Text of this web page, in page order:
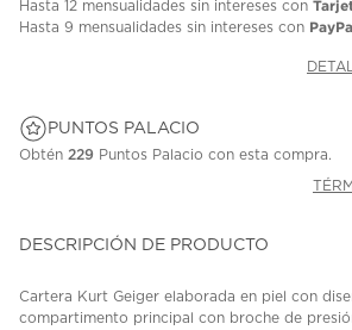
Hasta 12 mensualidades sin intereses con
Hasta 9 mensualidades sin intereses con
PUNTOS PALACIO
Obtén 229 Puntos Palacio con esta compra.
DESCRIPCIÓN DE PRODUCTO
Cartera Kurt Geiger elaborada en piel con
compartimento principal con broche de